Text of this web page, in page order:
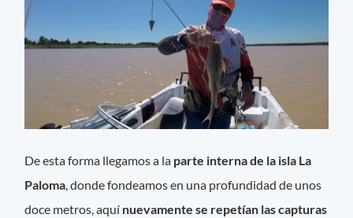
De esta forma llegamos a la parte interna de la isla La
Paloma, donde fondeamos en una profundidad de unos
doce metros, aquí nuevamente se repetían las capturas